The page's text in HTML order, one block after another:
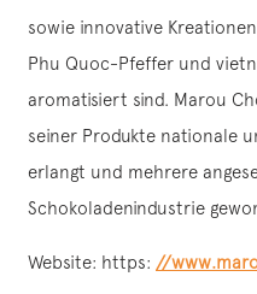
sowie innovative
Phu Quoc-Pfeffer und
aromatisiert sind. Marou
seiner Produkte nationale
erlangt und mehrere
Schokoladenindustrie
Website: https: //